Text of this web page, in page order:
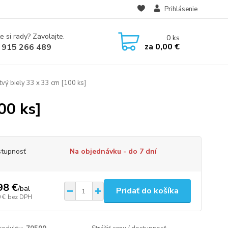
Prihlásenie
si rady? Zavolajte.
266 489
0ks
za 0,00 €
biely 33 x 33 cm [100 ks]
ks]
Na objednávku - do 7 dní
€/bal
€ bez DPH
Pridať do košíka